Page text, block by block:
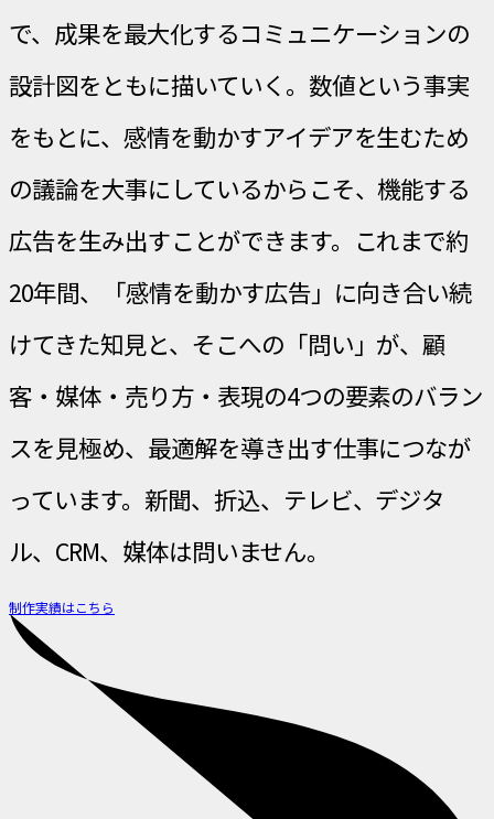
で、成果を最大化するコミュニケーションの
設計図をともに描いていく。数値という事実
をもとに、感情を動かすアイデアを生むため
の議論を大事にしているからこそ、機能する
広告を生み出すことができます。これまで約
20年間、「感情を動かす広告」に向き合い続
けてきた知見と、そこへの「問い」が、顧
客・媒体・売り方・表現の4つの要素のバラン
スを見極め、最適解を導き出す仕事につなが
っています。新聞、折込、テレビ、デジタ
ル、CRM、媒体は問いません。
制作実績はこちら